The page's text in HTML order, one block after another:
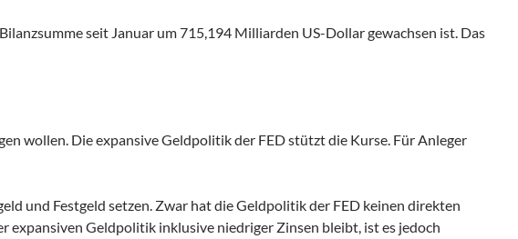
seit Januar um 715,194 Milliarden US-Dollar gewachsen ist. Das
wollen. Die expansive Geldpolitik der FED stützt die Kurse. Für Anleger
und Festgeld setzen. Zwar hat die Geldpolitik der FED keinen direkten
expansiven Geldpolitik inklusive niedriger Zinsen bleibt, ist es jedoch